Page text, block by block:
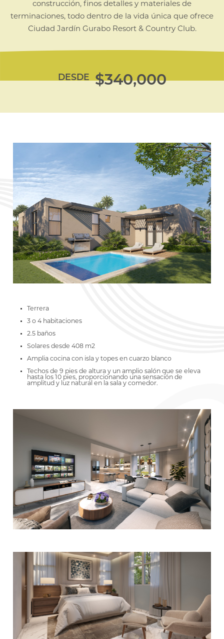
construcción, finos detalles y materiales de
terminaciones, todo dentro de la vida única que ofrece
Ciudad Jardín Gurabo Resort & Country Club.
DESDE $340,000
Terrera
3 o 4 habitaciones
2.5 baños
Solares desde 408 m2
Amplia cocina con isla y topes en cuarzo blanco
Techos de 9 pies de altura y un amplio salón que se eleva
hasta los 10 pies, proporcionando una sensación de
amplitud y luz natural en la sala y comedor.